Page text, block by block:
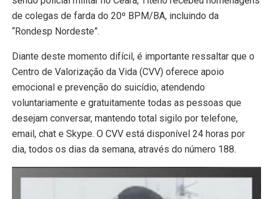
de colegas de farda do 20º BPM/BA, incluindo da
“Rondesp Nordeste”.
Diante deste momento difícil, é importante ressaltar que o
Centro de Valorização da Vida (CVV) oferece apoio
emocional e prevenção do suicídio, atendendo
voluntariamente e gratuitamente todas as pessoas que
desejam conversar, mantendo total sigilo por telefone,
email, chat e Skype. O CVV está disponível 24 horas por
dia, todos os dias da semana, através do número 188.